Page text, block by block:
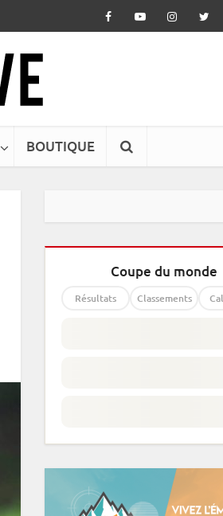
BOUTIQUE
Coupe du monde
Résultats Classements